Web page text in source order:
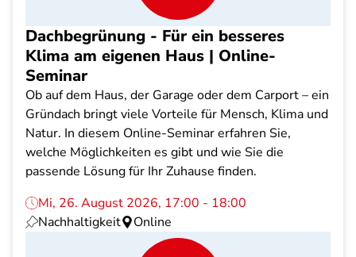
Dachbegrünung - Für ein besseres
Klima am eigenen Haus | Online-
Seminar
Ob auf dem Haus, der Garage oder dem Carport – ein
Gründach bringt viele Vorteile für Mensch, Klima und
Natur. In diesem Online-Seminar erfahren Sie,
welche Möglichkeiten es gibt und wie Sie die
passende Lösung für Ihr Zuhause finden.
Mi, 26. August 2026, 17:00 - 18:00
Nachhaltigkeit
Online